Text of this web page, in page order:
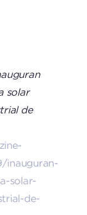
solar
de
inauguran-
solar-
de-